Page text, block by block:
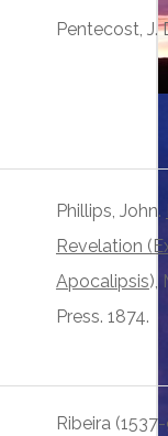
Pentecost, J.
Phillips, John.
Revelation
Apocalipsis),
Press. 1874.
Ribeira